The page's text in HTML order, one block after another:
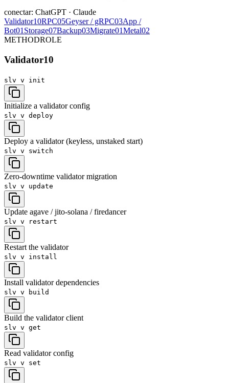
conectar: ChatGPT · Claude
Validator10RPC05Geyser / gRPC03App /
Bot01 Storage07Backup03Migrate01Metal02
METHODROLE
Validator10
slv v init
Initialize a validator config
slv v deploy
Deploy a validator (keyless, unstaked start)
slv v switch
Zero-downtime validator migration
slv v update
Update agave / jito-solana / firedancer
slv v restart
Restart the validator
slv v install
Install validator dependencies
slv v build
Build the validator client
slv v get
Read validator config
slv v set